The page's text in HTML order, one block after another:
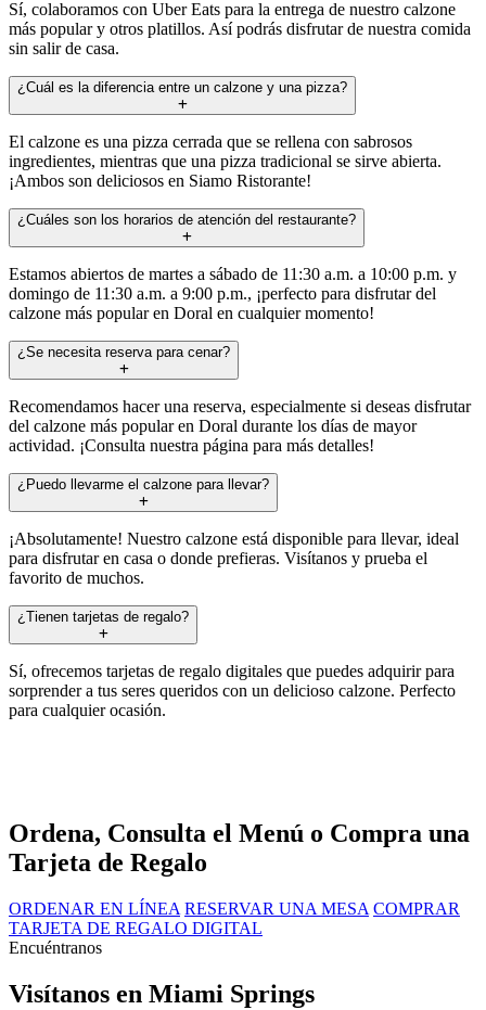
Sí, colaboramos con Uber Eats para la entrega de nuestro calzone
más popular y otros platillos. Así podrás disfrutar de nuestra comida
sin salir de casa.
¿Cuál es la diferencia entre un calzone y una pizza?
El calzone es una pizza cerrada que se rellena con sabrosos
ingredientes, mientras que una pizza tradicional se sirve abierta.
¡Ambos son deliciosos en Siamo Ristorante!
¿Cuáles son los horarios de atención del restaurante?
Estamos abiertos de martes a sábado de 11:30 a.m. a 10:00 p.m. y
domingo de 11:30 a.m. a 9:00 p.m., ¡perfecto para disfrutar del
calzone más popular en Doral en cualquier momento!
¿Se necesita reserva para cenar?
Recomendamos hacer una reserva, especialmente si deseas disfrutar
del calzone más popular en Doral durante los días de mayor
actividad. ¡Consulta nuestra página para más detalles!
¿Puedo llevarme el calzone para llevar?
¡Absolutamente! Nuestro calzone está disponible para llevar, ideal
para disfrutar en casa o donde prefieras. Visítanos y prueba el
favorito de muchos.
¿Tienen tarjetas de regalo?
Sí, ofrecemos tarjetas de regalo digitales que puedes adquirir para
sorprender a tus seres queridos con un delicioso calzone. Perfecto
para cualquier ocasión.
Ordena, Consulta el Menú o Compra una
Tarjeta de Regalo
ORDENAR EN LÍNEA RESERVAR UNA MESA COMPRAR
TARJETA DE REGALO DIGITAL
Encuéntranos
Visítanos en Miami Springs